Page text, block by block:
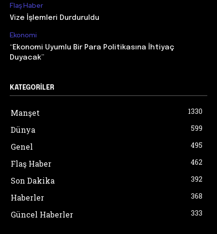
Flaş Haber
Vize İşlemleri Durduruldu
Ekonomi
“Ekonomi Uyumlu Bir Para Politikasına İhtiyaç
Duyacak”
KATEGORILER
Manşet 1330
Dünya 599
Genel 495
Flaş Haber 462
Son Dakika 392
Haberler 368
Güncel Haberler 333